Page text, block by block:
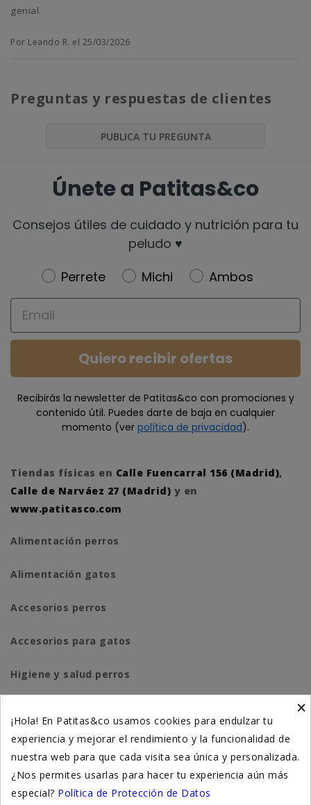
genial.
Por Leando R. el 25/03/2026
Preguntas y respuestas de clientes
PUBLICA TU PREGUNTA
Únete a Patitas&co
Consejos útiles de cuidado y nutrición para tu
peludo ♥️
Newsletter
Perrete Michi
Ambos
Email
Quiero recibir ofertas
Recibirás la newsletter de Patitas&co con promociones y
contenido útil. Puedes darte de baja en cualquier
momento (ver política de privacidad).
Tiendas físicas en Calle Fuencarral 156 (Madrid),
Calle de Narváez 27 (Madrid) y en
www.patitasco.com
Alimentación perros
Alimentación gatos
Accesorios perros
Accesorios para gatos
Higiene y salud perros
Suplementación natural
Otros
×
¡Hola! En Patitas&co usamos cookies para endulzar tu
experiencia y mejorar el rendimiento y la funcionalidad de
nuestra web para que cada visita sea única y personalizada.
¿Nos permites usarlas para hacer tu experiencia aún más
especial? Política de Protección de Datos